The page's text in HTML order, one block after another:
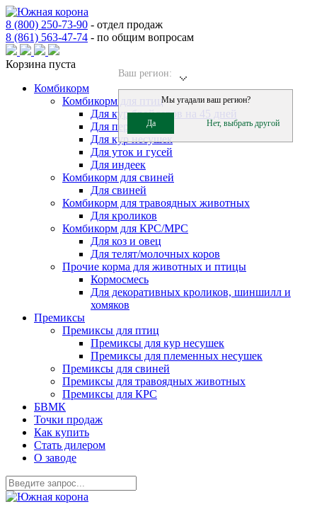
8 (800) 250-73-90 - отдел продаж
8 (861) 563-47-74 - по общим вопросам
Ваш регион:
Мы угадали ваш регион?
Да Нет, выбрать другой
Корзина пуста
Комбикорм
Комбикорм для птиц
Для кур бройлеров на 45 дней
Для перепелов
Для кур несушек
Для уток и гусей
Для индеек
Комбикорм для свиней
Для свиней
Комбикорм для травоядных животных
Для кроликов
Комбикорм для КРС/МРС
Для коз и овец
Для телят/молочных коров
Прочие корма для животных и птицы
Кормосмесь
Для декоративных кроликов, шиншилл и
хомяков
Премиксы
Премиксы для птиц
Премиксы для кур несушек
Премиксы для племенных несушек
Премиксы для свиней
Премиксы для травоядных животных
Премиксы для КРС
БВМК
Точки продаж
Как купить
Стать дилером
О заводе